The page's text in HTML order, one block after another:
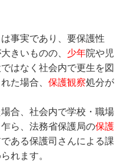
事実であり、要保護性
きいものの、 少年院や児
はなく社会内で更生を図
た場合、保護観察処分が
合、社会内で学校・職場
ら、法務省保護局の保護
ある保護司さんによる課
れます。